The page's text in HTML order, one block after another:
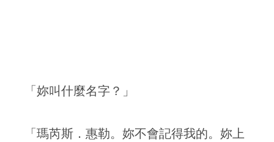
「妳叫什麼名字？」
「瑪芮斯．惠勒。妳不會記得我的。妳上